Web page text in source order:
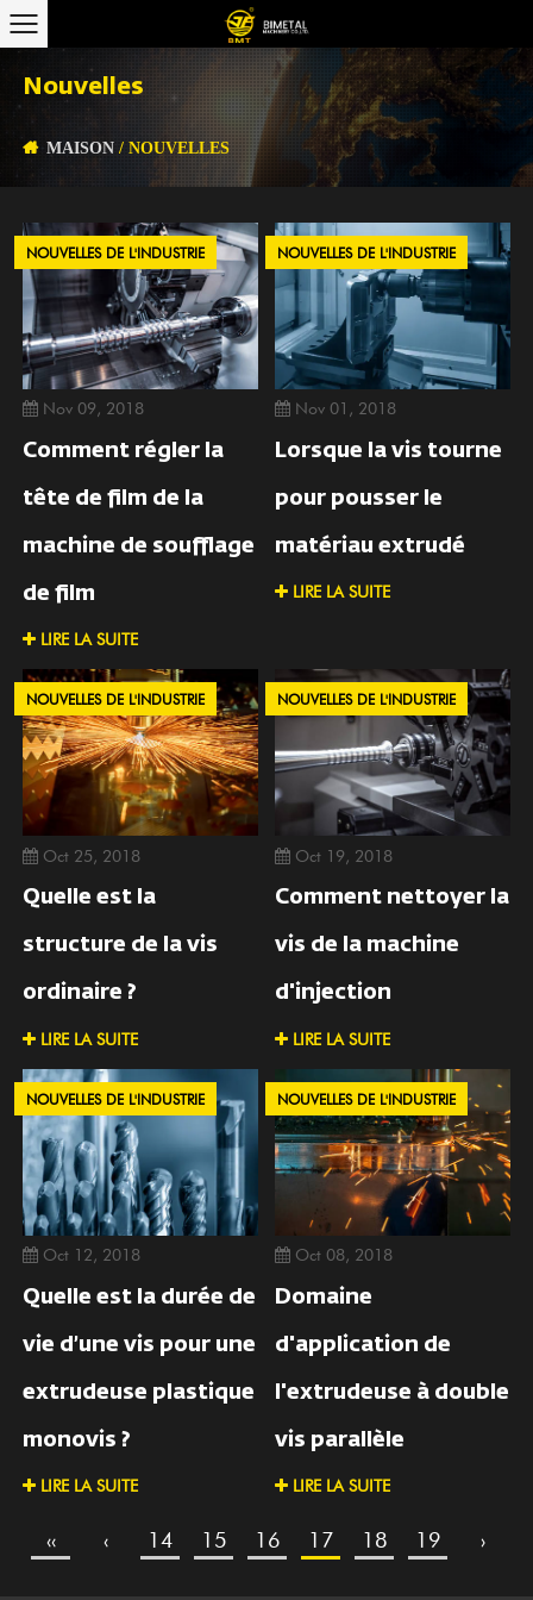
Nouvelles
MAISON /NOUVELLES
NOUVELLES DE L'INDUSTRIE
Nov 09, 2018
Comment régler la
tête de film de la
machine de soufflage
de film
LIRE LA SUITE
NOUVELLES DE L'INDUSTRIE
Nov 01, 2018
Lorsque la vis tourne
pour pousser le
matériau extrudé
LIRE LA SUITE
NOUVELLES DE L'INDUSTRIE
Oct 25, 2018
Quelle est la
structure de la vis
ordinaire ?
LIRE LA SUITE
NOUVELLES DE L'INDUSTRIE
Oct 19, 2018
Comment nettoyer la
vis de la machine
d'injection
LIRE LA SUITE
NOUVELLES DE L'INDUSTRIE
Oct 12, 2018
Quelle est la durée de
vie d’une vis pour une
extrudeuse plastique
monovis ?
LIRE LA SUITE
NOUVELLES DE L'INDUSTRIE
Oct 08, 2018
Domaine
d'application de
l'extrudeuse à double
vis parallèle
LIRE LA SUITE
‹‹ ‹ 14 15 16 17 18 19 ›